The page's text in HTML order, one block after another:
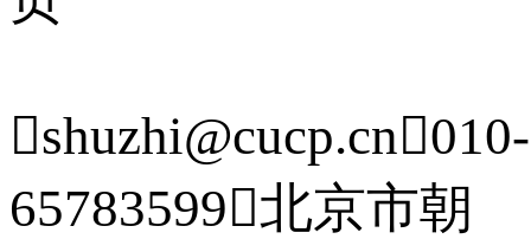
shuzhi@cucp.cn010-
65783599北京市朝